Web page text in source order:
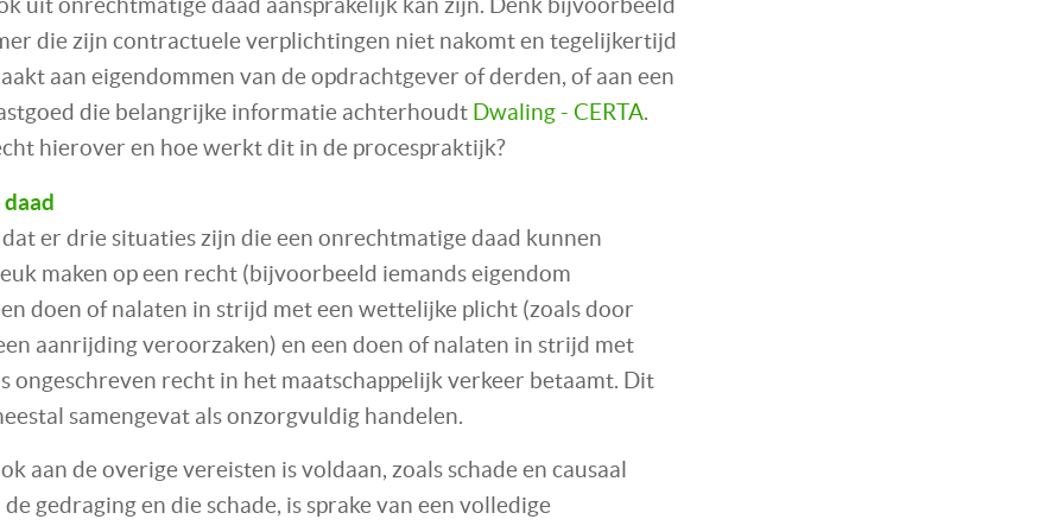
uit onrechtmatige daad aansprakelijk kan zijn. Denk bijvoorbeeld
die zijn contractuele verplichtingen niet nakomt en tegelijkertijd
aan eigendommen van de opdrachtgever of derden, of aan een
die belangrijke informatie achterhoudt Dwaling - CERTA.
hierover en hoe werkt dit in de procespraktijk?
er drie situaties zijn die een onrechtmatige daad kunnen
maken op een recht (bijvoorbeeld iemands eigendom
doen of nalaten in strijd met een wettelijke plicht (zoals door
aanrijding veroorzaken) en een doen of nalaten in strijd met
ongeschreven recht in het maatschappelijk verkeer betaamt. Dit
samengevat als onzorgvuldig handelen.
aan de overige vereisten is voldaan, zoals schade en causaal
gedraging en die schade, is sprake van een volledige